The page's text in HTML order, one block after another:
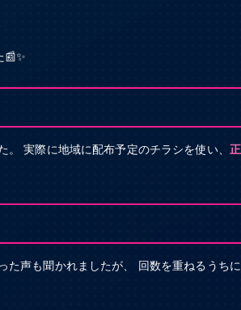
実際に地域に配布予定のチラシを使い、
た声も聞かれましたが、 回数を重ねるうち